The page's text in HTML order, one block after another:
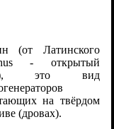
(от Латинского
- открытый
это вид
на твёрдом
(дровах).